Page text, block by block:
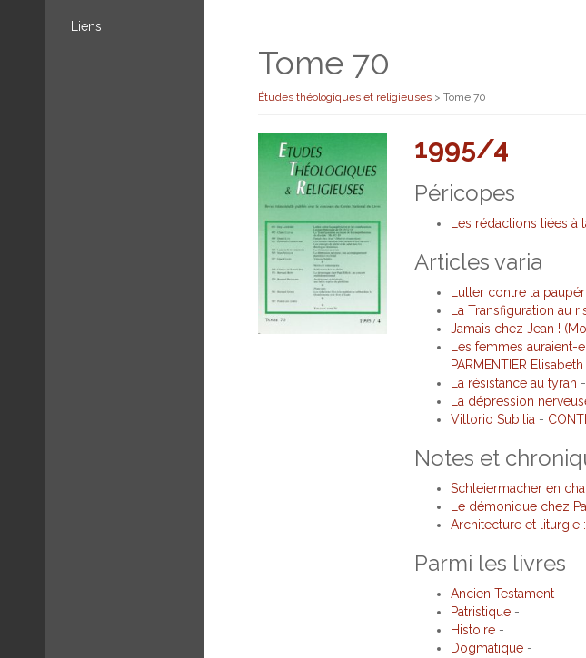
Liens
Tome 70
Études théologiques et religieuses > Tome 70
1995/4
Péricopes
Les rédactions liées
Articles varia
Lutter contre la
La Transfiguration
Jamais chez Jean !
Les femmes
PARMENTIER Elisabeth
La résistance au tyran -
La dépression
Vittorio Subilia -
Notes et
Schleiermacher en
Le démonique chez
Architecture et liturgie
Parmi les livres
Ancien Testament-
Patristique-
Histoire-
Dogmatique-